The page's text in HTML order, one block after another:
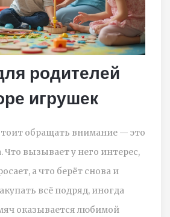
родителей
игрушек
обращать внимание — это
Что вызывает у него интерес,
а что берёт снова и
всё подряд, иногда
оказывается любимой